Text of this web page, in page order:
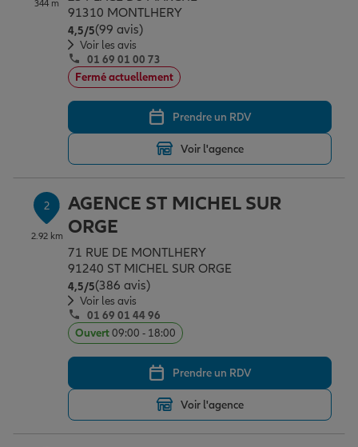
Assurance emprunteur
Prévoyance et dépendance
Assurance animal de compagnie
Protection de la famille
Protection juridique
Épargne & retraite
Plan épargne retraite
Assurance vie
Placements financiers
Investissements immobiliers
Transmission
Vos projets
Partir en vacances
Déménager
Changer de voiture
Départ à la retraite
Préparer l’avenir
Conseil assurance
Outre-mer
Assurance auto
Assurance habitation
Le Pack Famille
Garantie des accidents de la vie
Professionnels
Allianz en France
344 m
91310 MONTLHERY
4,5/5Note de 4.5 sur 5
(99 avis)
Voir les avis
01 69 01 00 73
Fermé actuellement
Prendre un RDV
Voir l'agence
2
2.92 km
AGENCE ST MICHEL SUR
ORGE
71 RUE DE MONTLHERY
91240 ST MICHEL SUR ORGE
4,5/5Note de 4.5 sur 5
(386 avis)
Voir les avis
01 69 01 44 96
Ouvert09:00 - 18:00
Prendre un RDV
Voir l'agence